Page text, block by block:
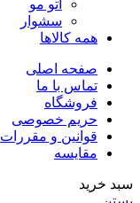
اتو مو
سشوار
همه کالاها
صفحه اصلی
تماس با ما
فروشگاه
حریم خصوصی
قوانین و مقررات
مقایسه
سبد خرید